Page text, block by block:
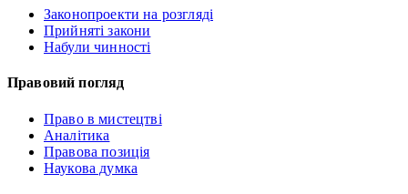
Законопроекти на розгляді
Прийняті закони
Набули чинності
Правовий погляд
Право в мистецтві
Аналітика
Правова позиція
Наукова думка